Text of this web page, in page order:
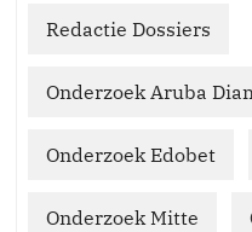
Redactie Dossiers
Onderzoek Aruba
Onderzoek Edobet
Onderzoek Mitte